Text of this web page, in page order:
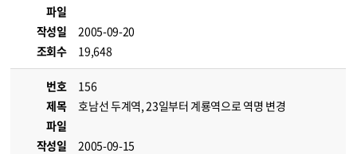
파일
작성일
2005-09-20
조회수
19,648
번호
156
제목
호남선 두계역, 23일부터 계룡역으로 역명 변경
파일
작성일
2005-09-15